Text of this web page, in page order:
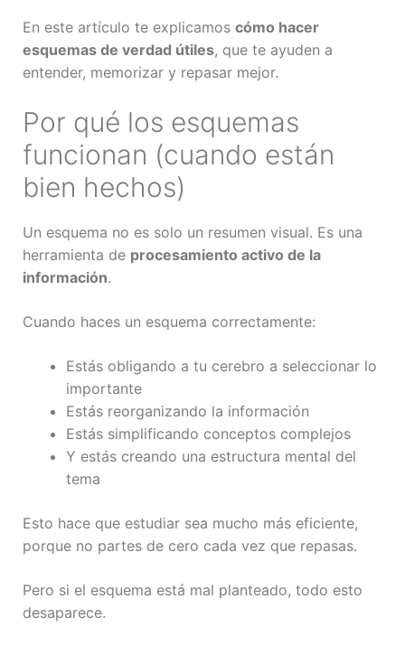
En este artículo te explicamos cómo hacer
esquemas de verdad útiles, que te ayuden a
entender, memorizar y repasar mejor.
Por qué los esquemas
funcionan (cuando están
bien hechos)
Un esquema no es solo un resumen visual. Es una
herramienta de procesamiento activo de la
información.
Cuando haces un esquema correctamente:
Estás obligando a tu cerebro a seleccionar lo
importante
Estás reorganizando la información
Estás simplificando conceptos complejos
Y estás creando una estructura mental del
tema
Esto hace que estudiar sea mucho más eficiente,
porque no partes de cero cada vez que repasas.
Pero si el esquema está mal planteado, todo esto
desaparece.